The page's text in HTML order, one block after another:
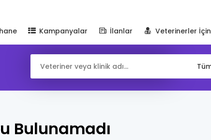
Kampanyalar İlanlar Veterinerler İçin
Bulunamadı